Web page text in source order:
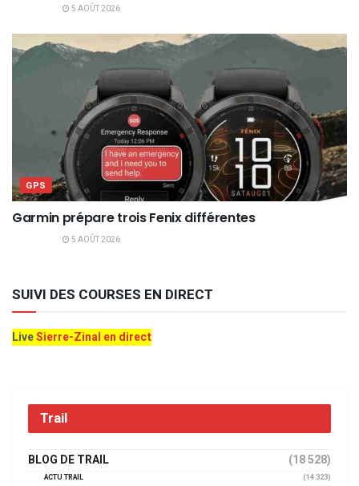
5 AOÛT 2026
GPS
Garmin prépare trois Fenix différentes
5 AOÛT 2026
SUIVI DES COURSES EN DIRECT
LiveSierre-Zinal en direct
Trail
BLOG DE TRAIL (18 528)
ACTU TRAIL
(14 323)